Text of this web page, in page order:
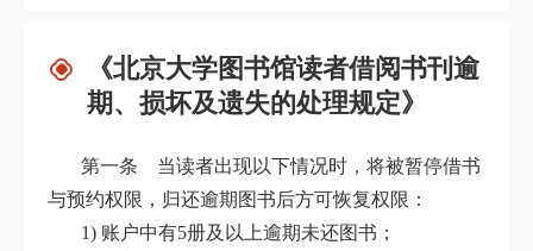
《北京大学图书馆读者借阅书刊逾
期、损坏及遗失的处理规定》
第一条 当读者出现以下情况时，将被暂停借书
与预约权限，归还逾期图书后方可恢复权限：
1) 账户中有5册及以上逾期未还图书；